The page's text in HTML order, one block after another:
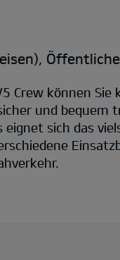
Crew können Sie
und bequem
eignet sich das